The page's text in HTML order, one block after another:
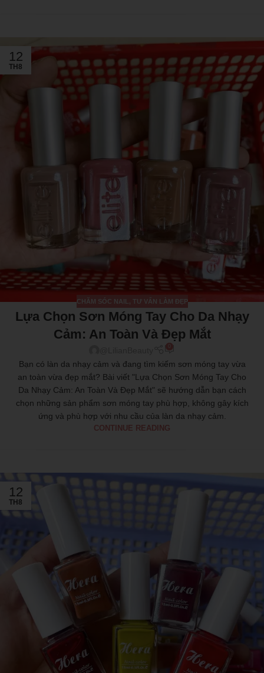
12
TH8
CHĂM SÓC NAIL , TƯ VẤN LÀM ĐẸP
Lựa Chọn Sơn Móng Tay Cho Da Nhạy
Cảm: An Toàn Và Đẹp Mắt
Bạn có làn da nhạy cảm và đang tìm kiếm sơn móng tay vừa
an toàn vừa đẹp mắt? Bài viết "Lựa Chọn Sơn Móng Tay Cho
Da Nhạy Cảm: An Toàn Và Đẹp Mắt" sẽ hướng dẫn bạn cách
chọn những sản phẩm sơn móng tay phù hợp, không gây kích
ứng và phù hợp với nhu cầu của làn da nhạy cảm.
CONTINUE READING
12
TH8